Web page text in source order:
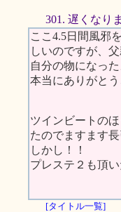
301. 遅くなり
ここ4.5日間風邪
しいのですが、
自分の物になっ
本当にありがとう
ツインビートの
たのでますます長
しかし！！
プレステ２も頂
[タイトル一覧]